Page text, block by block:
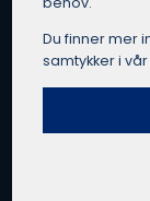
Det er
Voss er, men
takstmann på
ulike oppdrag
Du finner mer
samtykker i